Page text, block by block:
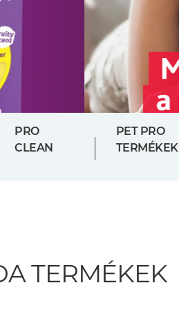
PRO
CLEAN
PET PRO
TERMÉKEK
TERMÉKEK